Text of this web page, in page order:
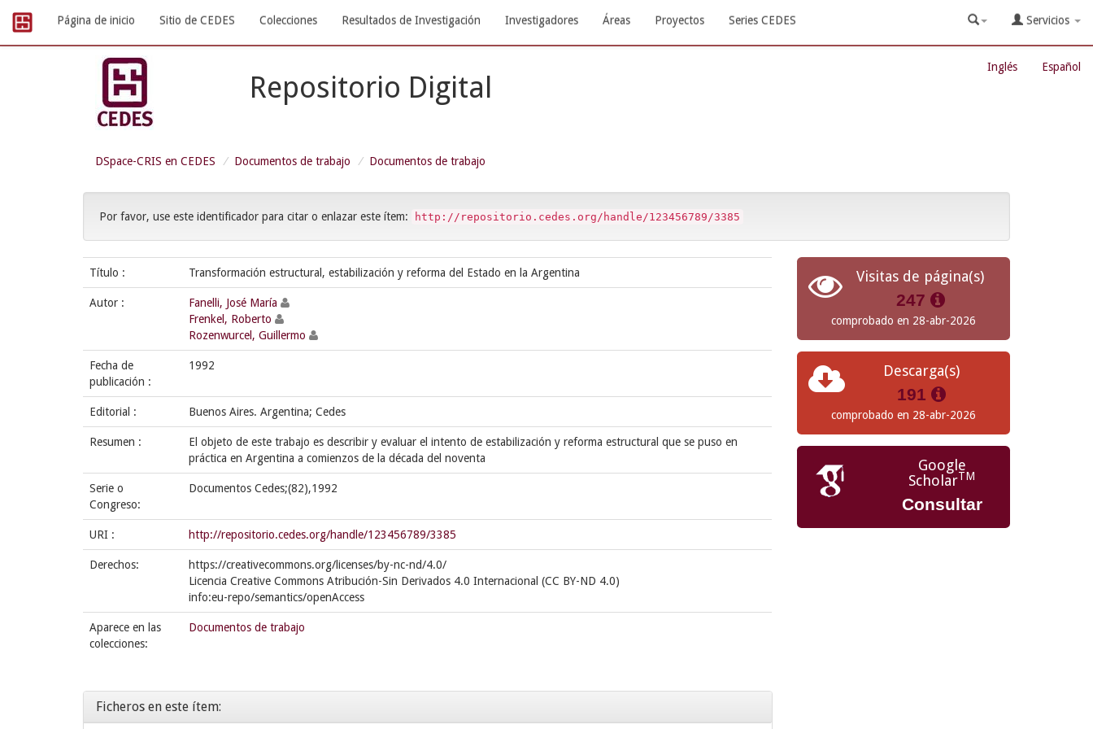
navigation
Página de inicio Sitio de CEDES Colecciones Resultados de Investigación Investigadores Áreas Proyectos Series CEDES Servicios
Inglés Español
Repositorio Digital
DSpace-CRIS en CEDES Documentos de trabajo Documentos de trabajo
Por favor, use este identificador para citar o enlazar este ítem: http://repositorio.cedes.org/handle/123456789/3385
Título : Transformación estructural, estabilización y reforma del Estado en la Argentina
Autor :
Fanelli, José María
Frenkel, Roberto
Rozenwurcel, Guillermo
Fecha de
publicación :
1992
Editorial : Buenos Aires. Argentina; Cedes
Resumen :
El objeto de este trabajo es describir y evaluar el intento de estabilización y reforma estructural que se puso en
práctica en Argentina a comienzos de la década del noventa
Serie o
Congreso:
Documentos Cedes;(82),1992
URI : http://repositorio.cedes.org/handle/123456789/3385
Derechos:
https://creativecommons.org/licenses/by-nc-nd/4.0/
Licencia Creative Commons Atribución-Sin Derivados 4.0 Internacional (CC BY-ND 4.0)
info:eu-repo/semantics/openAccess
Aparece en las
colecciones:
Documentos de trabajo
Ficheros en este ítem:
Visitas de página(s)
247
comprobado en 28-abr-2026
Descarga(s)
191
comprobado en 28-abr-2026
Google
ScholarTM
Consultar